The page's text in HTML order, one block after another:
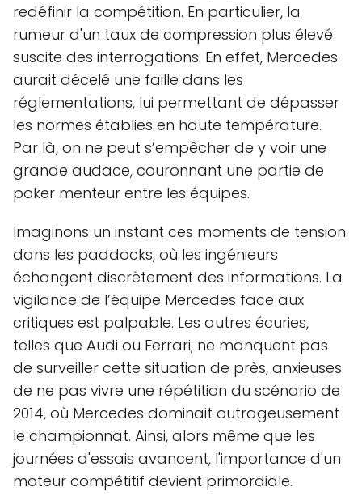
redéfinir la compétition. En particulier, la
rumeur d'un taux de compression plus élevé
suscite des interrogations. En effet, Mercedes
aurait décelé une faille dans les
réglementations, lui permettant de dépasser
les normes établies en haute température.
Par là, on ne peut s’empêcher de y voir une
grande audace, couronnant une partie de
poker menteur entre les équipes.
Imaginons un instant ces moments de tension
dans les paddocks, où les ingénieurs
échangent discrètement des informations. La
vigilance de l’équipe Mercedes face aux
critiques est palpable. Les autres écuries,
telles que Audi ou Ferrari, ne manquent pas
de surveiller cette situation de près, anxieuses
de ne pas vivre une répétition du scénario de
2014, où Mercedes dominait outrageusement
le championnat. Ainsi, alors même que les
journées d'essais avancent, l'importance d'un
moteur compétitif devient primordiale.